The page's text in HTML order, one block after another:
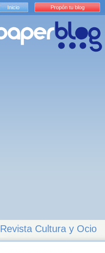
Revista Cultura y Ocio
Inicio Propón tu blog